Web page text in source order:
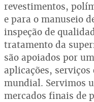
revestimentos,
e para o manuseio
inspeção de
tratamento da
são apoiados por
aplicações,
mundial. Servimos
mercados finais de